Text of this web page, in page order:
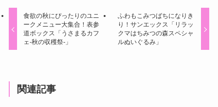
食欲の秋にぴったりのユニ
ークメニュー大集合！表参
道ボックス「うさまるカフ
ェ-秋の収穫祭-」
ふわもこみつばちになりき
り！サンエックス「リラッ
クマはちみつの森スペシャ
ルぬいぐるみ」
関連記事